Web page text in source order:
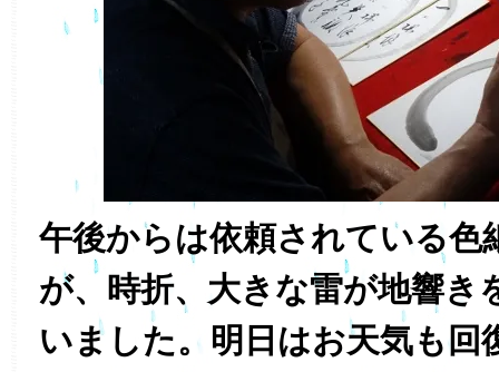
午後からは依頼されている色
が、時折、大きな雷が地響き
いました。明日はお天気も回